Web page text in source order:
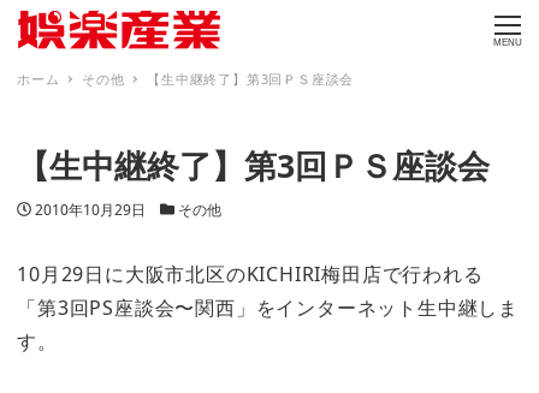
MENU
ホーム その他 【生中継終了】第3回ＰＳ座談会
【生中継終了】第3回ＰＳ座談会
投稿日
2010年10月29日 カテゴリー
その他
10月29日に大阪市北区のKICHIRI梅田店で行われる
「第3回PS座談会〜関西」をインターネット生中継しま
す。